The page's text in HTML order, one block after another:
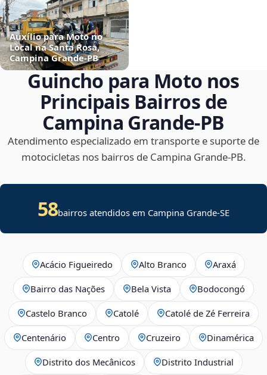
Auxílio para Moto no
Local na Santa Rosa,
Campina Grande‑PB
Guincho para Moto nos
Principais Bairros de
Campina Grande‑PB
Atendimento especializado em transporte e suporte de
motocicletas nos bairros de Campina Grande‑PB.
58bairros atendidos em Campina Grande-SE
Acácio Figueiredo Alto Branco Araxá
Bairro das Nações Bela Vista Bodocongó
Castelo Branco Catolé Catolé de Zé Ferreira
Centenário Centro Cruzeiro Dinamérica
Distrito dos Mecânicos Distrito Industrial